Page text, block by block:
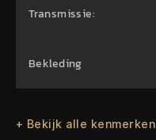
Transmissie:
Bekleding
+ Bekijk alle kenmerken